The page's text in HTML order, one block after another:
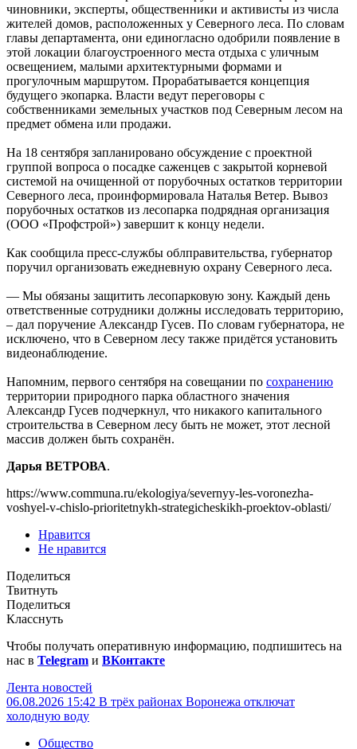
чиновники, эксперты, общественники и активисты из числа
жителей домов, расположенных у Северного леса. По словам
главы департамента, они единогласно одобрили появление в
этой локации благоустроенного места отдыха с уличным
освещением, малыми архитектурными формами и
прогулочным маршрутом. Прорабатывается концепция
будущего экопарка. Власти ведут переговоры с
собственниками земельных участков под Северным лесом на
предмет обмена или продажи.
На 18 сентября запланировано обсуждение с проектной
группой вопроса о посадке саженцев с закрытой корневой
системой на очищенной от порубочных остатков территории
Северного леса, проинформировала Наталья Ветер. Вывоз
порубочных остатков из лесопарка подрядная организация
(ООО «Профстрой») завершит к концу недели.
Как сообщила пресс-службы облправительства, губернатор
поручил организовать ежедневную охрану Северного леса.
— Мы обязаны защитить лесопарковую зону. Каждый день
ответственные сотрудники должны исследовать территорию,
– дал поручение Александр Гусев. По словам губернатора, не
исключено, что в Северном лесу также придётся установить
видеонаблюдение.
Напомним, первого сентября на совещании по сохранению
территории природного парка областного значения
Александр Гусев подчеркнул, что никакого капитального
строительства в Северном лесу быть не может, этот лесной
массив должен быть сохранён.
Дарья ВЕТРОВА.
https://www.communa.ru/ekologiya/severnyy-les-voronezha-
voshyel-v-chislo-prioritetnykh-strategicheskikh-proektov-oblasti/
Нравится
Не нравится
Поделиться
Твитнуть
Поделиться
Класснуть
Чтобы получать оперативную информацию, подпишитесь на
нас в Telegram и ВКонтакте
Лента новостей
06.08.2026 15:42 В трёх районах Воронежа отключат
холодную воду
Общество